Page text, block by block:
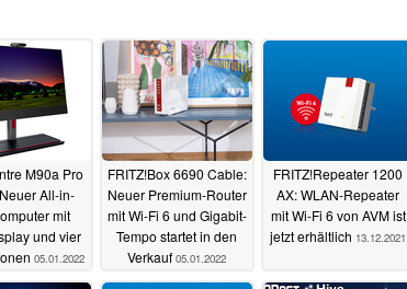
M90a Pro
All-in-
mit
und vier
05.01.2022
FRITZ!Box 6690 Cable:
Neuer Premium-Router
mit Wi-Fi 6 und Gigabit-
Tempo startet in den
Verkauf 05.01.2022
FRITZ!Repeater 1200
AX: WLAN-Repeater
mit Wi-Fi 6 von AVM ist
jetzt erhältlich 13.12.2021